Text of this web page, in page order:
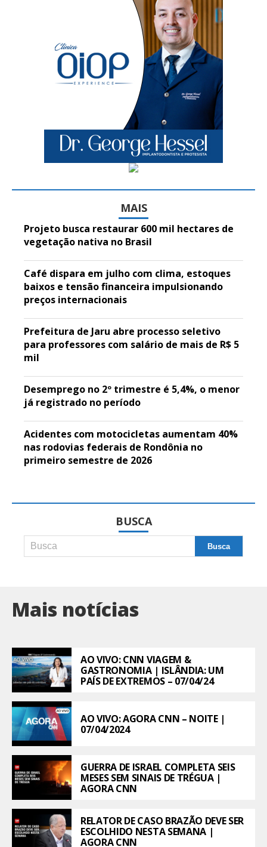
MAIS
Projeto busca restaurar 600 mil hectares de
vegetação nativa no Brasil
Café dispara em julho com clima, estoques
baixos e tensão financeira impulsionando
preços internacionais
Prefeitura de Jaru abre processo seletivo
para professores com salário de mais de R$ 5
mil
Desemprego no 2º trimestre é 5,4%, o menor
já registrado no período
Acidentes com motocicletas aumentam 40%
nas rodovias federais de Rondônia no
primeiro semestre de 2026
BUSCA
Mais notícias
AO VIVO: CNN VIAGEM &
GASTRONOMIA | ISLÂNDIA: UM
PAÍS DE EXTREMOS – 07/04/24
AO VIVO: AGORA CNN – NOITE |
07/04/2024
GUERRA DE ISRAEL COMPLETA SEIS
MESES SEM SINAIS DE TRÉGUA |
AGORA CNN
RELATOR DE CASO BRAZÃO DEVE SER
ESCOLHIDO NESTA SEMANA |
AGORA CNN